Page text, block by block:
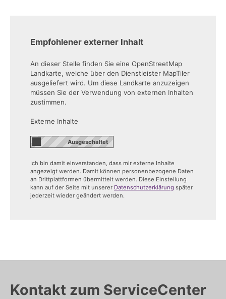
Empfohlener externer Inhalt
An dieser Stelle finden Sie eine OpenStreetMap
Landkarte, welche über den Dienstleister MapTiler
ausgeliefert wird. Um diese Landkarte anzuzeigen
müssen Sie der Verwendung von externen Inhalten
zustimmen.
Externe Inhalte
Ich bin damit einverstanden, dass mir externe Inhalte
angezeigt werden. Damit können personenbezogene Daten
an Drittplattformen übermittelt werden. Diese Einstellung
kann auf der Seite mit unserer Datenschutzerklärung später
jederzeit wieder geändert werden.
Kontakt zum ServiceCenter